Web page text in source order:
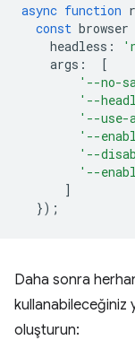
async function
const browser
headless :
args :
[
'--no-
'--
'--use-
'--
'--
'--
]
});
Daha sonra
kullanabileceğiniz
oluşturun: